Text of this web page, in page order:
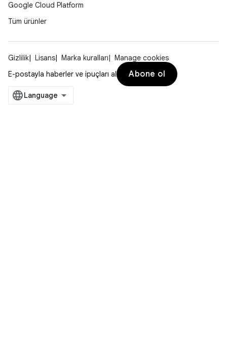
Google Cloud Platform
Tüm ürünler
Gizlilik Lisans Marka kuralları
Manage cookies
E-postayla haberler ve ipuçları al
Abone ol